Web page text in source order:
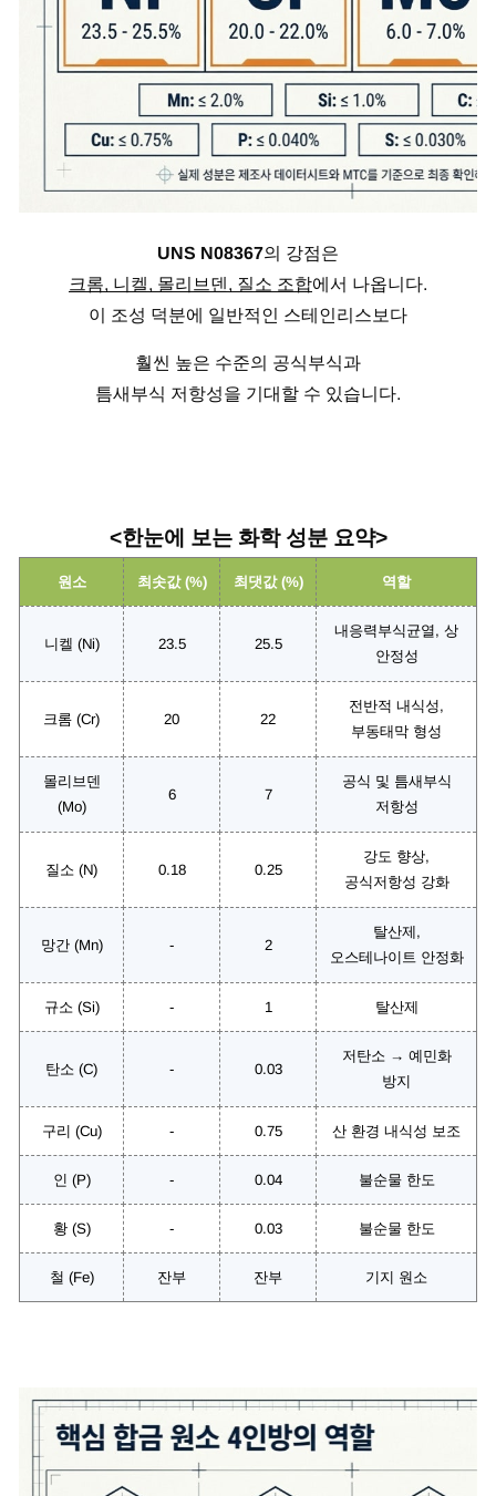
UNS N08367의 강점은
크롬, 니켈, 몰리브덴, 질소 조합에서 나옵니다.
이 조성 덕분에 일반적인 스테인리스보다
훨씬 높은 수준의 공식부식과
틈새부식 저항성을 기대할 수 있습니다.
<한눈에 보는 화학 성분 요약>
원소 최솟값 (%) 최댓값 (%) 역할
니켈 (Ni) 23.5 25.5
내응력부식균열, 상
안정성
크롬 (Cr) 20 22
전반적 내식성,
부동태막 형성
몰리브덴
(Mo)
6 7
공식 및 틈새부식
저항성
질소 (N) 0.18 0.25
강도 향상,
공식저항성 강화
망간 (Mn) - 2
탈산제,
오스테나이트 안정화
규소 (Si) - 1 탈산제
탄소 (C) - 0.03
저탄소 → 예민화
방지
구리 (Cu) - 0.75 산 환경 내식성 보조
인 (P) - 0.04 불순물 한도
황 (S) - 0.03 불순물 한도
철 (Fe) 잔부 잔부 기지 원소